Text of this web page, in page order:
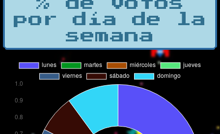
% de votos
por día de la
semana